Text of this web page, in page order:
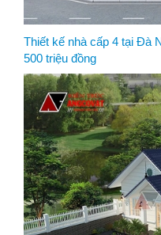
Thiết kế nhà cấp 4 tại Đà
500 triệu đồng